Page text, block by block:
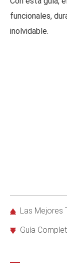
funcionales,
inolvidable.
Las Mejores Tiendas
Guía Completa